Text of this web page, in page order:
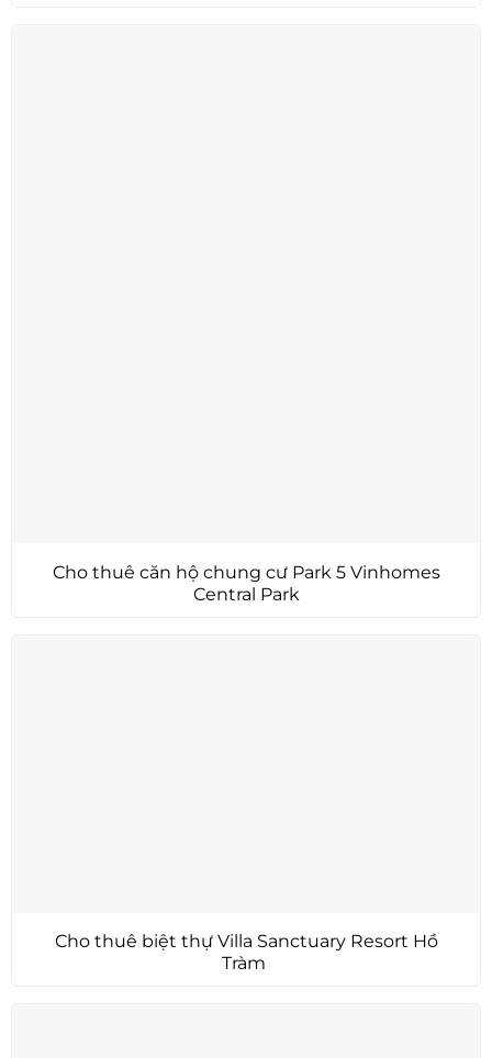
Cho thuê căn hộ chung cư Park 5 Vinhomes
Central Park
Cho thuê biệt thự Villa Sanctuary Resort Hồ
Tràm